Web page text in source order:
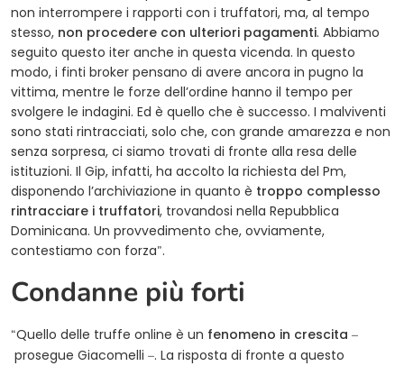
non interrompere i rapporti con i truffatori, ma, al tempo
stesso, non procedere con ulteriori pagamenti. Abbiamo
seguito questo iter anche in questa vicenda. In questo
modo, i finti broker pensano di avere ancora in pugno la
vittima, mentre le forze dell’ordine hanno il tempo per
svolgere le indagini. Ed è quello che è successo. I malviventi
sono stati rintracciati, solo che, con grande amarezza e non
senza sorpresa, ci siamo trovati di fronte alla resa delle
istituzioni. Il Gip, infatti, ha accolto la richiesta del Pm,
disponendo l’archiviazione in quanto è troppo complesso
rintracciare i truffatori, trovandosi nella Repubblica
Dominicana. Un provvedimento che, ovviamente,
contestiamo con forza”.
Condanne più forti
“Quello delle truffe online è un fenomeno in crescita –
prosegue Giacomelli –. La risposta di fronte a questo